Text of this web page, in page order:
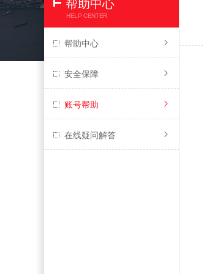
HELP CENTER
帮助中心
安全保障
账号帮助
在线疑问解答